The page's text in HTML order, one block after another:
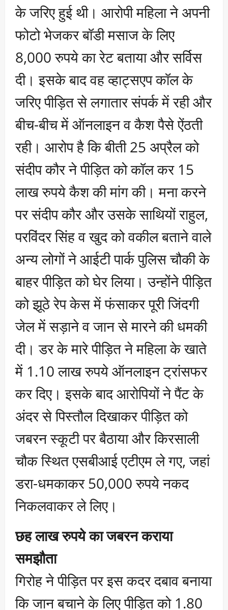
के जरिए हुई थी। आरोपी महिला ने अपनी
फोटो भेजकर बॉडी मसाज के लिए
8,000 रुपये का रेट बताया और सर्विस
दी। इसके बाद वह व्हाट्सएप कॉल के
जरिए पीड़ित से लगातार संपर्क में रही और
बीच-बीच में ऑनलाइन व कैश पैसे ऐंठती
रही। आरोप है कि बीती 25 अप्रैल को
संदीप कौर ने पीड़ित को कॉल कर 15
लाख रुपये कैश की मांग की। मना करने
पर संदीप कौर और उसके साथियों राहुल,
परविंदर सिंह व खुद को वकील बताने वाले
अन्य लोगों ने आईटी पार्क पुलिस चौकी के
बाहर पीड़ित को घेर लिया। उन्होंने पीड़ित
को झूठे रेप केस में फंसाकर पूरी जिंदगी
जेल में सड़ाने व जान से मारने की धमकी
दी। डर के मारे पीड़ित ने महिला के खाते
में 1.10 लाख रुपये ऑनलाइन ट्रांसफर
कर दिए। इसके बाद आरोपियों ने पैंट के
अंदर से पिस्तौल दिखाकर पीड़ित को
जबरन स्कूटी पर बैठाया और किरसाली
चौक स्थित एसबीआई एटीएम ले गए, जहां
डरा-धमकाकर 50,000 रुपये नकद
निकलवाकर ले लिए।
छह लाख रुपये का जबरन कराया
समझौता
गिरोह ने पीड़ित पर इस कदर दबाव बनाया
कि जान बचाने के लिए पीड़ित को 1.80